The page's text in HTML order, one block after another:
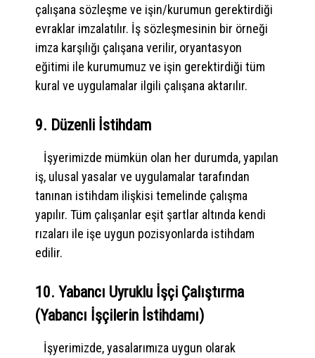
çalışana sözleşme ve işin/kurumun gerektirdiği
evraklar imzalatılır. İş sözleşmesinin bir örneği
imza karşılığı çalışana verilir, oryantasyon
eğitimi ile kurumumuz ve işin gerektirdiği tüm
kural ve uygulamalar ilgili çalışana aktarılır.
9. Düzenli İstihdam
İşyerimizde mümkün olan her durumda, yapılan
iş, ulusal yasalar ve uygulamalar tarafından
tanınan istihdam ilişkisi temelinde çalışma
yapılır. Tüm çalışanlar eşit şartlar altında kendi
rızaları ile işe uygun pozisyonlarda istihdam
edilir.
10. Yabancı Uyruklu İşçi Çalıştırma
(Yabancı İşçilerin İstihdamı)
İşyerimizde, yasalarımıza uygun olarak